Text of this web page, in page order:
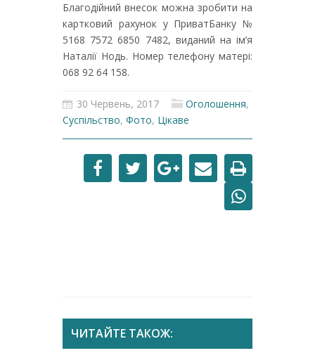
Благодійний внесок можна зробити на
картковий рахунок у ПриватБанку №
5168 7572 6850 7482, виданий на ім’я
Наталії Нодь. Номер телефону матері:
068 92 64 158.
30 Червень, 2017 Оголошення,
Суспільство, Фото, Цікаве
ЧИТАЙТЕ ТАКОЖ: